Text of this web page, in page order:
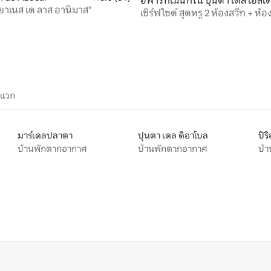
75 รีวิว
าเนส เด ลาส อานิมาส"
เซิร์ฟไซด์ สุดหรู 2 ห้องสวีท + ห้อ
วก
มาร์เดลปลาตา
บ้านพักตากอากาศ
ปุนตา เดล ดิอาโบล
บ้านพักตากอากาศ
ปิริ
บ้า